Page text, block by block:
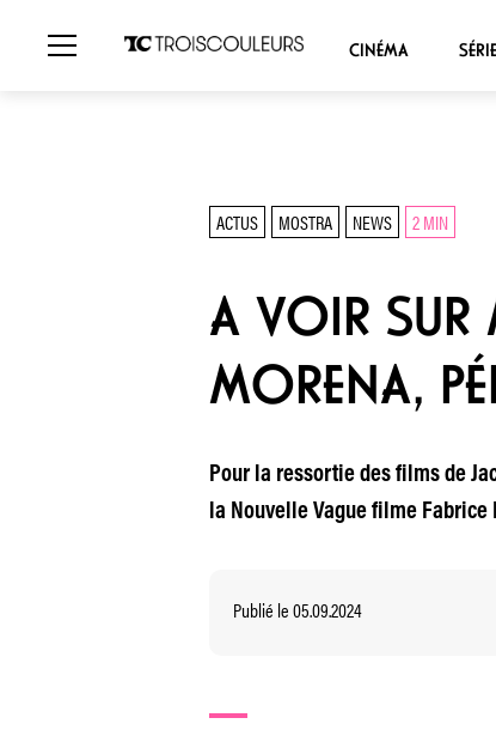
CINÉMA
ACTUS MOSTRA NEWS 2 MIN
A VOIR SUR
MORENA,
Pour la ressortie des films de
la Nouvelle Vague filme
Publié le 05.09.2024